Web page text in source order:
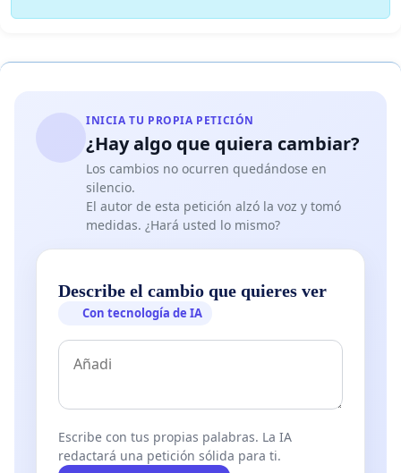
INICIA TU PROPIA PETICIÓN
¿Hay algo que quiera cambiar?
Los cambios no ocurren quedándose en
silencio.
El autor de esta petición alzó la voz y tomó
medidas. ¿Hará usted lo mismo?
Describe el cambio que quieres ver
Con tecnología de IA
Escribe con tus propias palabras. La IA
redactará una petición sólida para ti.